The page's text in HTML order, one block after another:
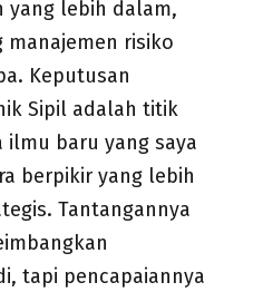
yang lebih dalam,
risiko
Keputusan
Sipil adalah titik
ilmu baru yang saya
berpikir yang lebih
Tantangannya
tapi pencapaiannya